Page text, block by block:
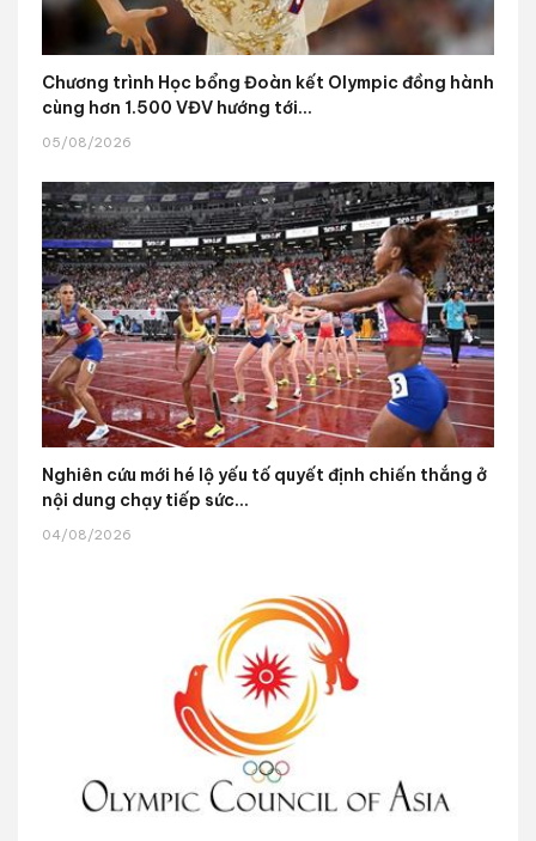
Chương trình Học bổng Đoàn kết Olympic đồng hành
cùng hơn 1.500 VĐV hướng tới...
05/08/2026
Nghiên cứu mới hé lộ yếu tố quyết định chiến thắng ở
nội dung chạy tiếp sức...
04/08/2026